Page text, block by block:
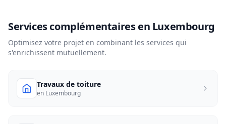
Services complémentaires en Luxembourg
Optimisez votre projet en combinant les services qui
s'enrichissent mutuellement.
Travaux de toiture
en Luxembourg